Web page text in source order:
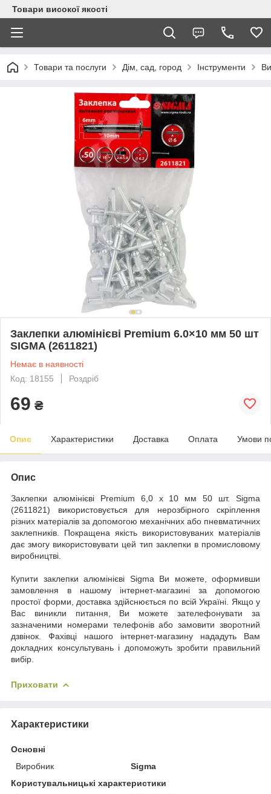
Товари високої якості
Товари та послуги Дім, сад, город Інструменти
Заклепки алюмінієві Premium 6.0×10 мм 50 шт
SIGMA (2611821)
Немає в наявності
Код: 18155
Роздріб
69 ₴
Опис Характеристики Доставка Оплата Умови
Опис
Заклепки алюмінієві Premium 6,0 х 10 мм 50 шт. Sigma
(2611821) використовується для нерозбірного скріплення
різних матеріалів за допомогою механічних або пневматичних
заклепників. Покращена якість використовуваних матеріалів
дає змогу використовувати цей тип заклепки в промисловому
виробництві.
Купити заклепки алюмінієві Sigma Ви можете, оформивши
замовлення в нашому інтернет-магазині за допомогою
простої форми, доставка здійснюється по всій Україні. Якщо у
Вас виникли питання, Ви можете зателефонувати за
зазначеними номерами телефонів або замовити зворотний
дзвінок. Фахівці нашого інтернет-магазину нададуть Вам
докладних консультувань і допоможуть зробити правильний
вибір.
Приховати
Характеристики
Основні
Виробник
Sigma
Користувальницькі характеристики